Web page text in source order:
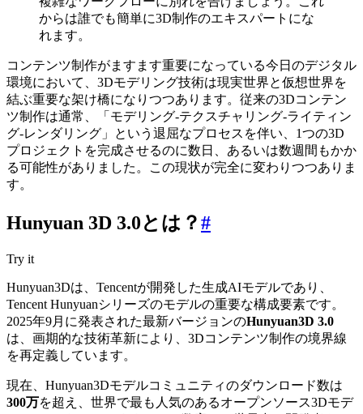
からは誰でも簡単に3D制作のエキスパートにな
れます。
コンテンツ制作がますます重要になっている今日のデジタル
環境において、3Dモデリング技術は現実世界と仮想世界を
結ぶ重要な架け橋になりつつあります。従来の3Dコンテン
ツ制作は通常、「モデリング-テクスチャリング-ライティン
グ-レンダリング」という退屈なプロセスを伴い、1つの3D
プロジェクトを完成させるのに数日、あるいは数週間もかか
る可能性がありました。この現状が完全に変わりつつありま
す。
Hunyuan 3D 3.0とは？#
Try it
Hunyuan3Dは、Tencentが開発した生成AIモデルであり、
Tencent Hunyuanシリーズのモデルの重要な構成要素です。
2025年9月に発表された最新バージョンのHunyuan3D 3.0
は、画期的な技術革新により、3Dコンテンツ制作の境界線
を再定義しています。
現在、Hunyuan3Dモデルコミュニティのダウンロード数は
300万を超え、世界で最も人気のあるオープンソース3Dモデ